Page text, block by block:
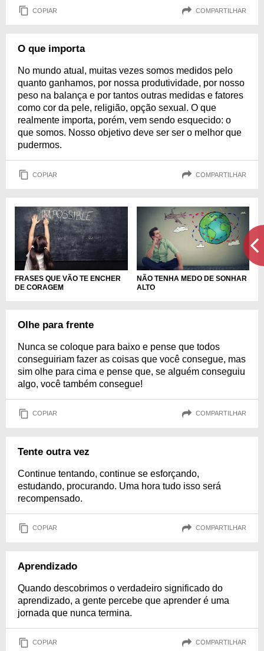
COPIAR COMPARTILHAR
O que importa
No mundo atual, muitas vezes somos medidos pelo
quanto ganhamos, por nossa produtividade, por nosso
peso na balança e por tantos outras medidas e fatores
como cor da pele, religião, opção sexual. O que
realmente importa, porém, vem sendo esquecido: o
que somos. Nosso objetivo deve ser ser o melhor que
pudermos.
COPIAR COMPARTILHAR
FRASES QUE VÃO TE ENCHER
DE CORAGEM
NÃO TENHA MEDO DE SONHAR
ALTO
Olhe para frente
Nunca se coloque para baixo e pense que todos
conseguiriam fazer as coisas que você consegue, mas
sim olhe para cima e pense que, se alguém conseguiu
algo, você também consegue!
COPIAR COMPARTILHAR
Tente outra vez
Continue tentando, continue se esforçando,
estudando, procurando. Uma hora tudo isso será
recompensado.
COPIAR COMPARTILHAR
Aprendizado
Quando descobrimos o verdadeiro significado do
aprendizado, a gente percebe que aprender é uma
jornada que nunca termina.
COPIAR COMPARTILHAR